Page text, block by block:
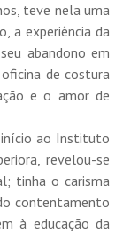
teve nela uma
a experiência da
abandono em
de costura
e o amor de
início ao Instituto
revelou-se
tinha o carisma
contentamento
à educação da